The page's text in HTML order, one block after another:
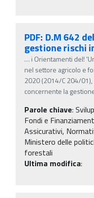
PDF: D.M 642
gestione rischi
… i Orientamenti del!
nel settore agricolo e
2020 (2014/C 204/
concernente la
Parole chiave:
Fondi e
Assicurativi,
Ministero delle
forestali
Ultima modifica: